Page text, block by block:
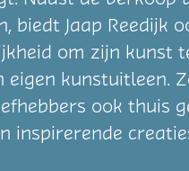
biedt Jaap Reedijk
om zijn kunst
eigen kunstuitleen.
ook thuis
inspirerende